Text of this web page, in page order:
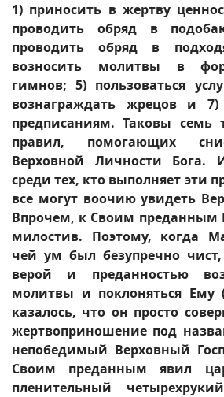
1) приносить в жертву
проводить обряд в
проводить обряд в
возносить молитвы в
гимнов; 5) пользоваться
вознаграждать жрецов и 7)
предписаниям. Таковы семь
правил, помогающих
Верховной Личности Бога.
среди тех, кто выполняет эти
все могут воочию увидеть
Впрочем, к Своим преданным
милостив. Поэтому, когда
чей ум был безупречно чист,
верой и преданностью
молитвы и поклоняться Ему
казалось, что он просто
жертвоприношение под
непобедимый Верховный
Своим преданным явил
пленительный